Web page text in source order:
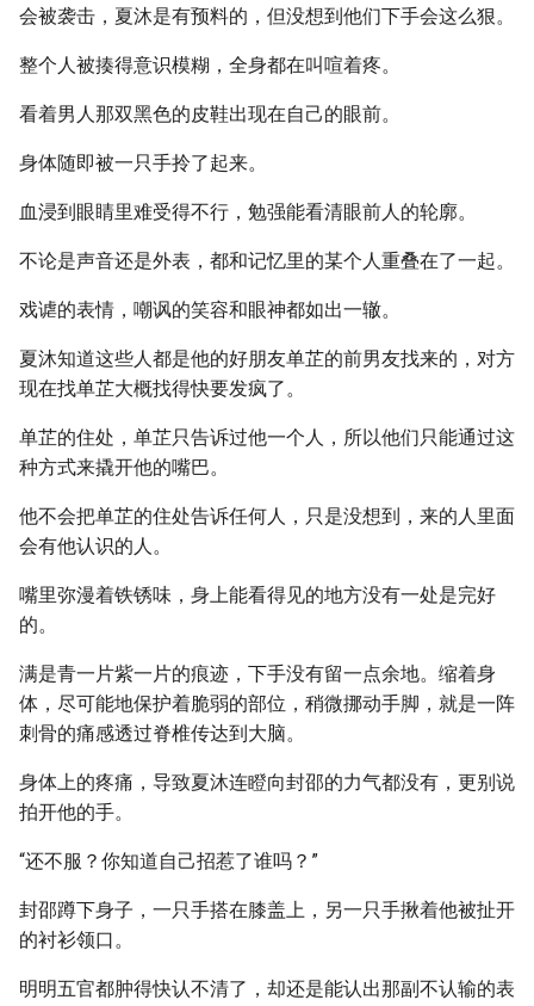
会被袭击，夏沐是有预料的，但没想到他们下手会这么狠。
整个人被揍得意识模糊，全身都在叫喧着疼。
看着男人那双黑色的皮鞋出现在自己的眼前。
身体随即被一只手拎了起来。
血浸到眼睛里难受得不行，勉强能看清眼前人的轮廓。
不论是声音还是外表，都和记忆里的某个人重叠在了一起。
戏谑的表情，嘲讽的笑容和眼神都如出一辙。
夏沐知道这些人都是他的好朋友单芷的前男友找来的，对方
现在找单芷大概找得快要发疯了。
单芷的住处，单芷只告诉过他一个人，所以他们只能通过这
种方式来撬开他的嘴巴。
他不会把单芷的住处告诉任何人，只是没想到，来的人里面
会有他认识的人。
嘴里弥漫着铁锈味，身上能看得见的地方没有一处是完好
的。
满是青一片紫一片的痕迹，下手没有留一点余地。缩着身
体，尽可能地保护着脆弱的部位，稍微挪动手脚，就是一阵
刺骨的痛感透过脊椎传达到大脑。
身体上的疼痛，导致夏沐连瞪向封邵的力气都没有，更别说
拍开他的手。
“还不服？你知道自己招惹了谁吗？”
封邵蹲下身子，一只手搭在膝盖上，另一只手揪着他被扯开
的衬衫领口。
明明五官都肿得快认不清了，却还是能认出那副不认输的表